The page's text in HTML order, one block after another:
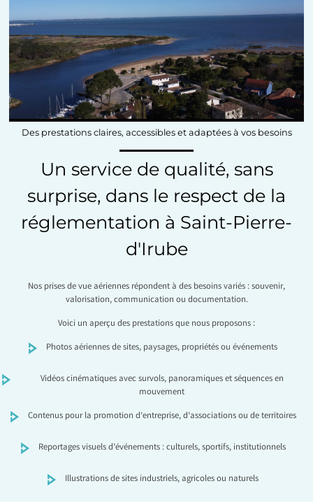
Des prestations claires, accessibles et adaptées à vos besoins
Un service de qualité, sans
surprise, dans le respect de la
réglementation à Saint-Pierre-
d'Irube
Nos prises de vue aériennes répondent à des besoins variés : souvenir,
valorisation, communication ou documentation.
Voici un aperçu des prestations que nous proposons :
Photos aériennes de sites, paysages, propriétés ou événements
Vidéos cinématiques avec survols, panoramiques et séquences en
mouvement
Contenus pour la promotion d’entreprise, d’associations ou de territoires
Reportages visuels d’événements : culturels, sportifs, institutionnels
Illustrations de sites industriels, agricoles ou naturels